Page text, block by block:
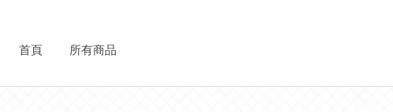
首頁 所有商品